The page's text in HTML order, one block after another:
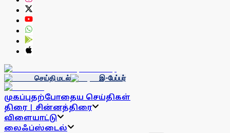
செய்தி மடல் இ-பேப்பர்
முகப்புதற்போதைய செய்திகள்
திரை | சின்னத்திரை
விளையாட்டு
லைஃப்ஸ்டைல்